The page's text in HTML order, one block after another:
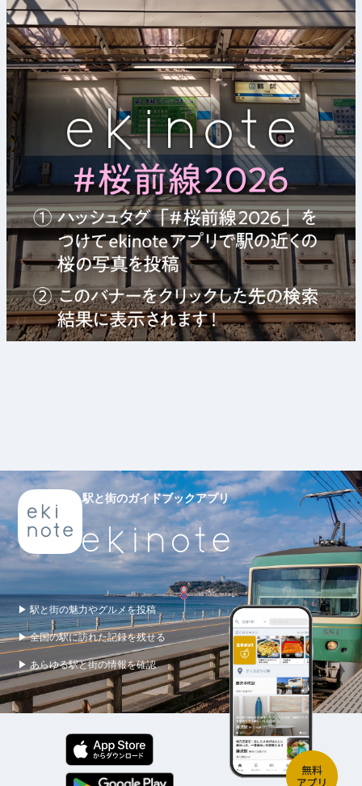
駅と街のガイドブックアプリ
▶ 駅と街の魅力やグルメを投稿
▶ 全国の駅に訪れた記録を残せる
▶ あらゆる駅と街の情報を確認